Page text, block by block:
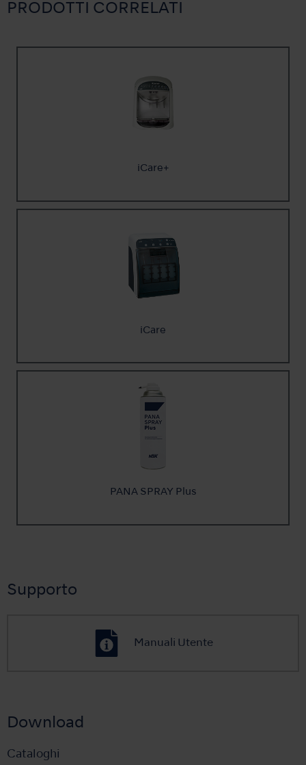
PRODOTTI CORRELATI
iCare+
iCare
PANA SPRAY Plus
Supporto
Manuali Utente
Download
Cataloghi